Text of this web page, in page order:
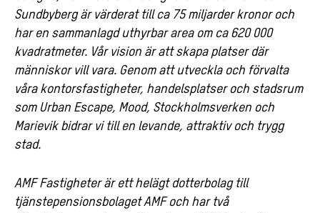
Sundbyberg är värderat till ca 75 miljarder kronor och
har en sammanlagd uthyrbar area om ca 620 000
kvadratmeter. Vår vision är att skapa platser där
människor vill vara. Genom att utveckla och förvalta
våra kontorsfastigheter, handelsplatser och stadsrum
som Urban Escape, Mood, Stockholmsverken och
Marievik bidrar vi till en levande, attraktiv och trygg
stad.
AMF Fastigheter är ett helägt dotterbolag till
tjänstepensionsbolaget AMF och har två